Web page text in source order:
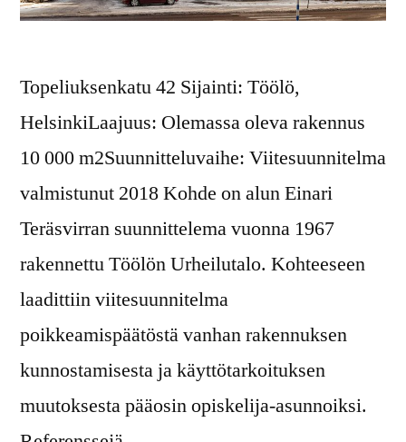
Topeliuksenkatu 42 Sijainti: Töölö,
HelsinkiLaajuus: Olemassa oleva rakennus
10 000 m2Suunnitteluvaihe: Viitesuunnitelma
valmistunut 2018 Kohde on alun Einari
Teräsvirran suunnittelema vuonna 1967
rakennettu Töölön Urheilutalo. Kohteeseen
laadittiin viitesuunnitelma
poikkeamispäätöstä vanhan rakennuksen
kunnostamisesta ja käyttötarkoituksen
muutoksesta pääosin opiskelija-asunnoiksi.